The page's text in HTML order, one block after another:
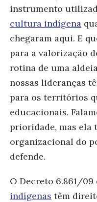
instrumento
cultura indígena
chegaram aqui. E
para a valorização
rotina de uma
nossas lideranças
para os territórios
educacionais.
prioridade, mas ela
organizacional do
defende.
O Decreto 6.861/
indígenas têm